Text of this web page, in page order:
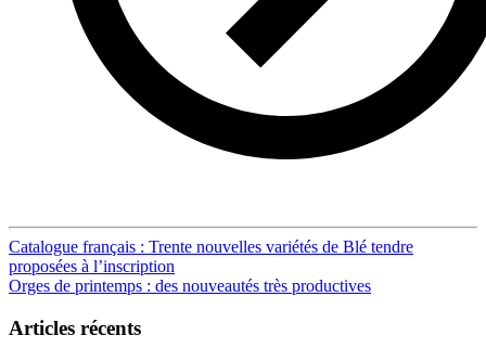
Post
navigation
Catalogue français : Trente nouvelles variétés de Blé tendre
proposées à l’inscription
Orges de printemps : des nouveautés très productives
Articles récents